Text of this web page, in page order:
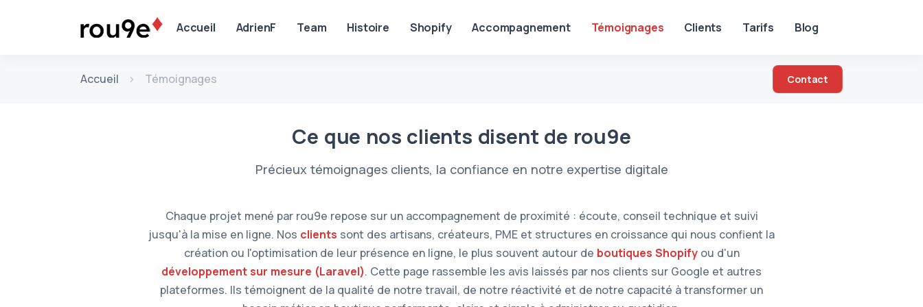
Accueil
AdrienF Team Histoire Shopify Accompagnement Témoignages Clients Tarifs Blog
Accueil Témoignages Contact
Ce que nos clients disent de rou9e
Précieux témoignages clients, la confiance en notre expertise digitale
Chaque projet mené par rou9e repose sur un accompagnement de proximité : écoute, conseil technique et suivi
jusqu'à la mise en ligne. Nos clients sont des artisans, créateurs, PME et structures en croissance qui nous confient la
création ou l'optimisation de leur présence en ligne, le plus souvent autour de boutiques Shopifyou d'un
développement sur mesure (Laravel). Cette page rassemble les avis laissés par nos clients sur Google et autres
plateformes. Ils témoignent de la qualité de notre travail, de notre réactivité et de notre capacité à transformer un